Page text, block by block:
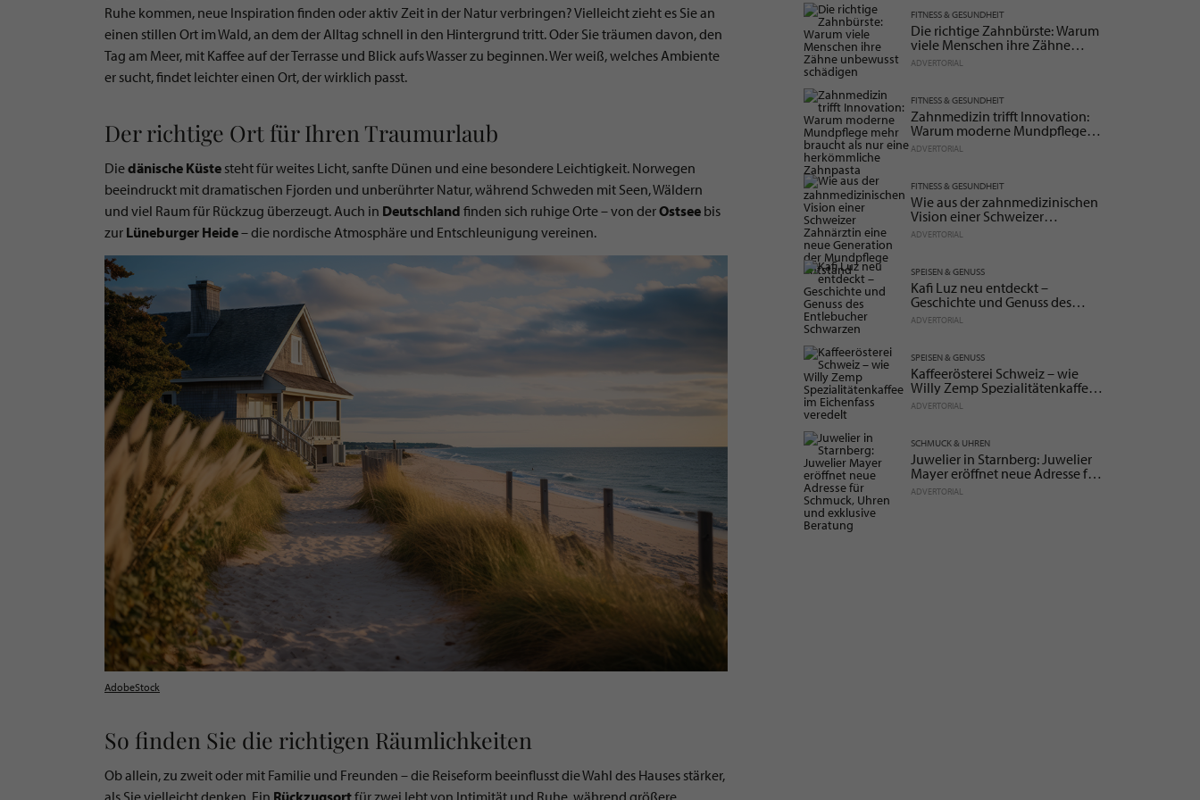
Ruhe kommen, neue Inspiration finden oder aktiv Zeit in der Natur verbringen? Vielleicht zieht es Sie an
einen stillen Ort im Wald, an dem der Alltag schnell in den Hintergrund tritt. Oder Sie träumen davon, den
Tag am Meer, mit Kaffee auf der Terrasse und Blick aufs Wasser zu beginnen. Wer weiß, welches Ambiente
er sucht, findet leichter einen Ort, der wirklich passt.
Der richtige Ort für Ihren Traumurlaub
Diedänische Küste steht für weites Licht, sanfte Dünen und eine besondere Leichtigkeit. Norwegen
beeindruckt mit dramatischen Fjorden und unberührter Natur, während Schweden mit Seen, Wäldern
und viel Raum für Rückzug überzeugt. Auch in Deutschland finden sich ruhige Orte – von derOstsee bis
zur Lüneburger Heide– die nordische Atmosphäre und Entschleunigung vereinen.
AdobeStock
So finden Sie die richtigen Räumlichkeiten
Ob allein, zu zweit oder mit Familie und Freunden – die Reiseform beeinflusst die Wahl des Hauses stärker,
als Sie vielleicht denken. Ein Rückzugsortfür zwei lebt von Intimität und Ruhe, während größere
FITNESS & GESUNDHEIT
Die richtige Zahnbürste: Warum
viele Menschen ihre Zähne
unbewusst schädigen
ADVERTORIAL
FITNESS & GESUNDHEIT
Zahnmedizin trifft Innovation:
Warum moderne Mundpflege
mehr braucht als nur eine
ADVERTORIAL
FITNESS & GESUNDHEIT
Wie aus der zahnmedizinischen
Vision einer Schweizer
Zahnärztin eine neue Generation
ADVERTORIAL
SPEISEN & GENUSS
Kafi Luz neu entdeckt –
Geschichte und Genuss des
Entlebucher Schwarzen
ADVERTORIAL
SPEISEN & GENUSS
Kaffeerösterei Schweiz – wie
Willy Zemp Spezialitätenkaffee
im Eichenfass veredelt
ADVERTORIAL
SCHMUCK & UHREN
Juwelier in Starnberg: Juwelier
Mayer eröffnet neue Adresse für
Schmuck, Uhren und exklusive
ADVERTORIAL